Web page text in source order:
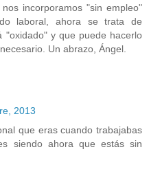
incorporamos "sin empleo"
laboral, ahora se trata de
"oxidado" y que puede hacerlo
Un abrazo, Ángel.
2013
que eras cuando trabajabas
siendo ahora que estás sin